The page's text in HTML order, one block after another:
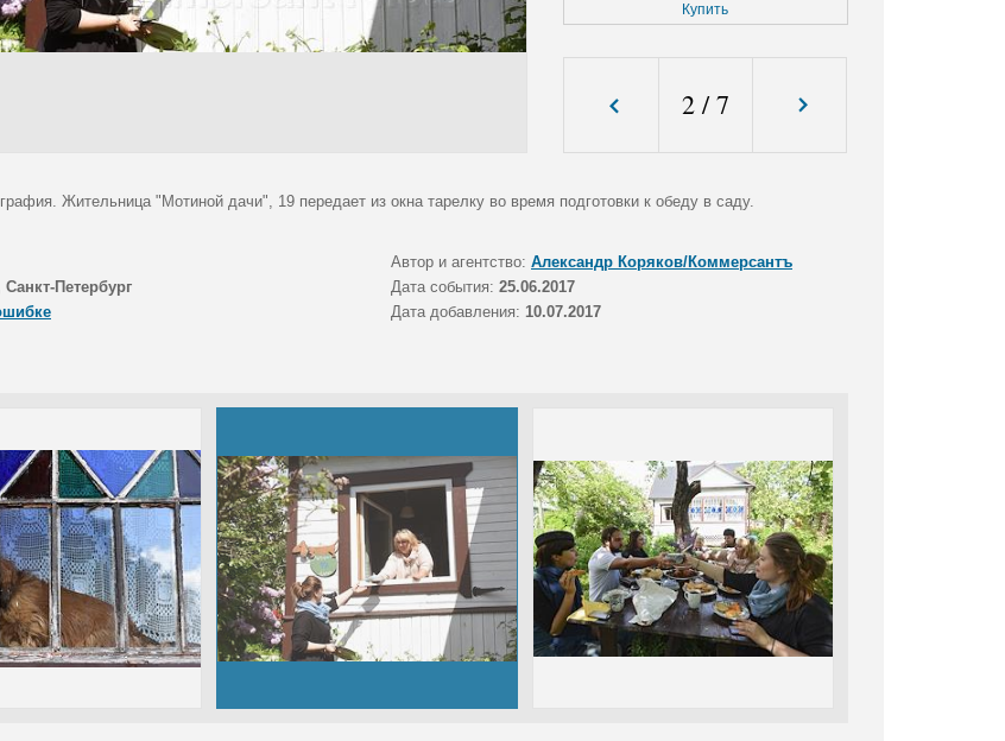
Купить
2/7
Жительница "Мотиной дачи", 19 передает из окна тарелку во время подготовки к обеду в саду.
Автор и агентство: Александр Коряков/Коммерсантъ
Санкт-Петербург Дата события: 25.06.2017
Дата добавления: 10.07.2017